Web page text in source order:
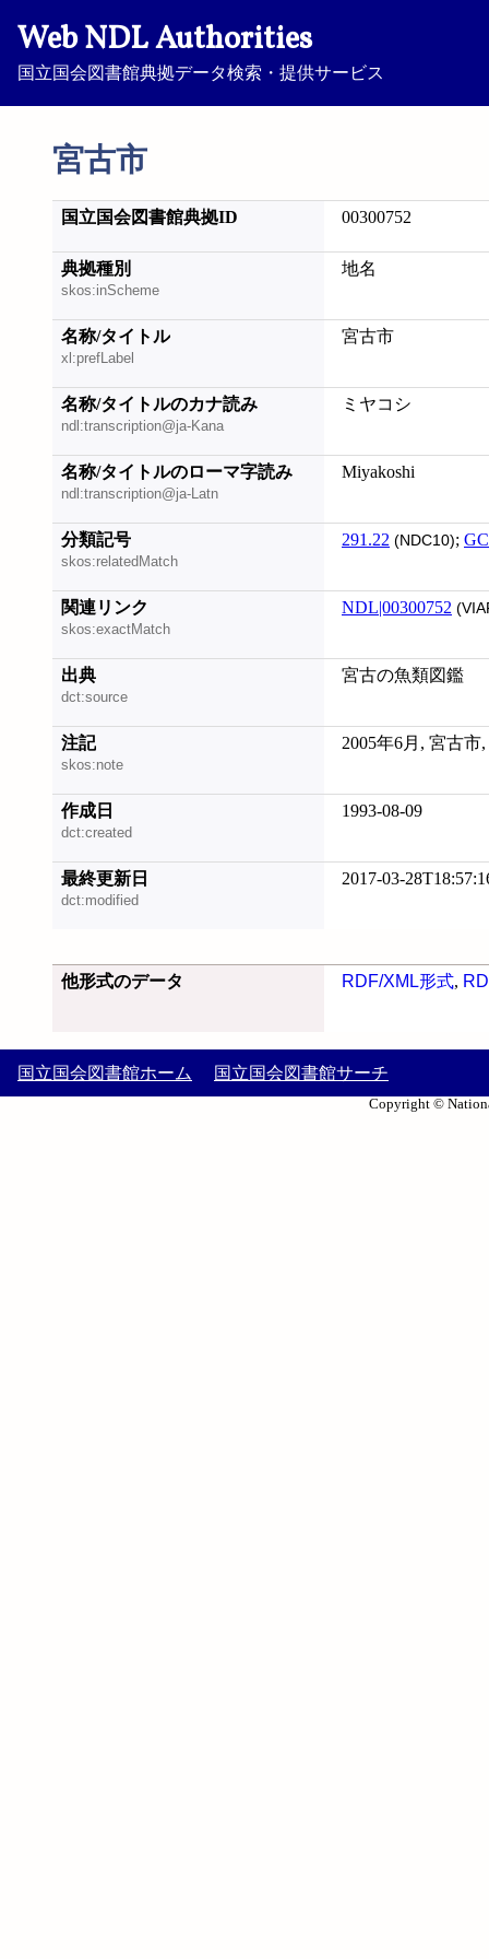
Web NDL Authorities
国立国会図書館典拠データ検索・提供サービス
宮古市
国立国会図書館典拠ID 00300752
典拠種別
skos:inScheme
地名
名称/タイトル
xl:prefLabel
宮古市
名称/タイトルのカナ読み
ndl:transcription@ja-Kana
ミヤコシ
名称/タイトルのローマ字読み
ndl:transcription@ja-Latn
Miyakoshi
分類記号
skos:relatedMatch
291.22 (NDC10);
関連リンク
skos:exactMatch
NDL|00300752
出典
dct:source
宮古の魚類図鑑
注記
skos:note
2005年6月, 宮古
作成日
dct:created
1993-08-09
最終更新日
dct:modified
2017-03-
他形式のデータ RDF/XML形式,
国立国会図書館ホーム 国立国会図書館サーチ
Copyright ©